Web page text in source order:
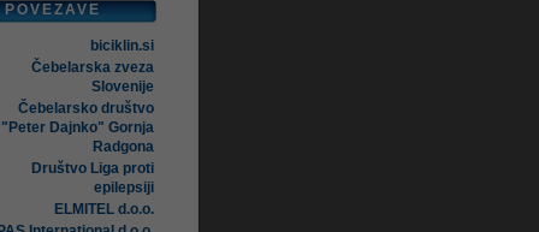
POVEZAVE
biciklin.si
Čebelarska zveza
Slovenije
Čebelarsko društvo
"Peter Dajnko" Gornja
Radgona
Društvo Liga proti
epilepsiji
ELMITEL d.o.o.